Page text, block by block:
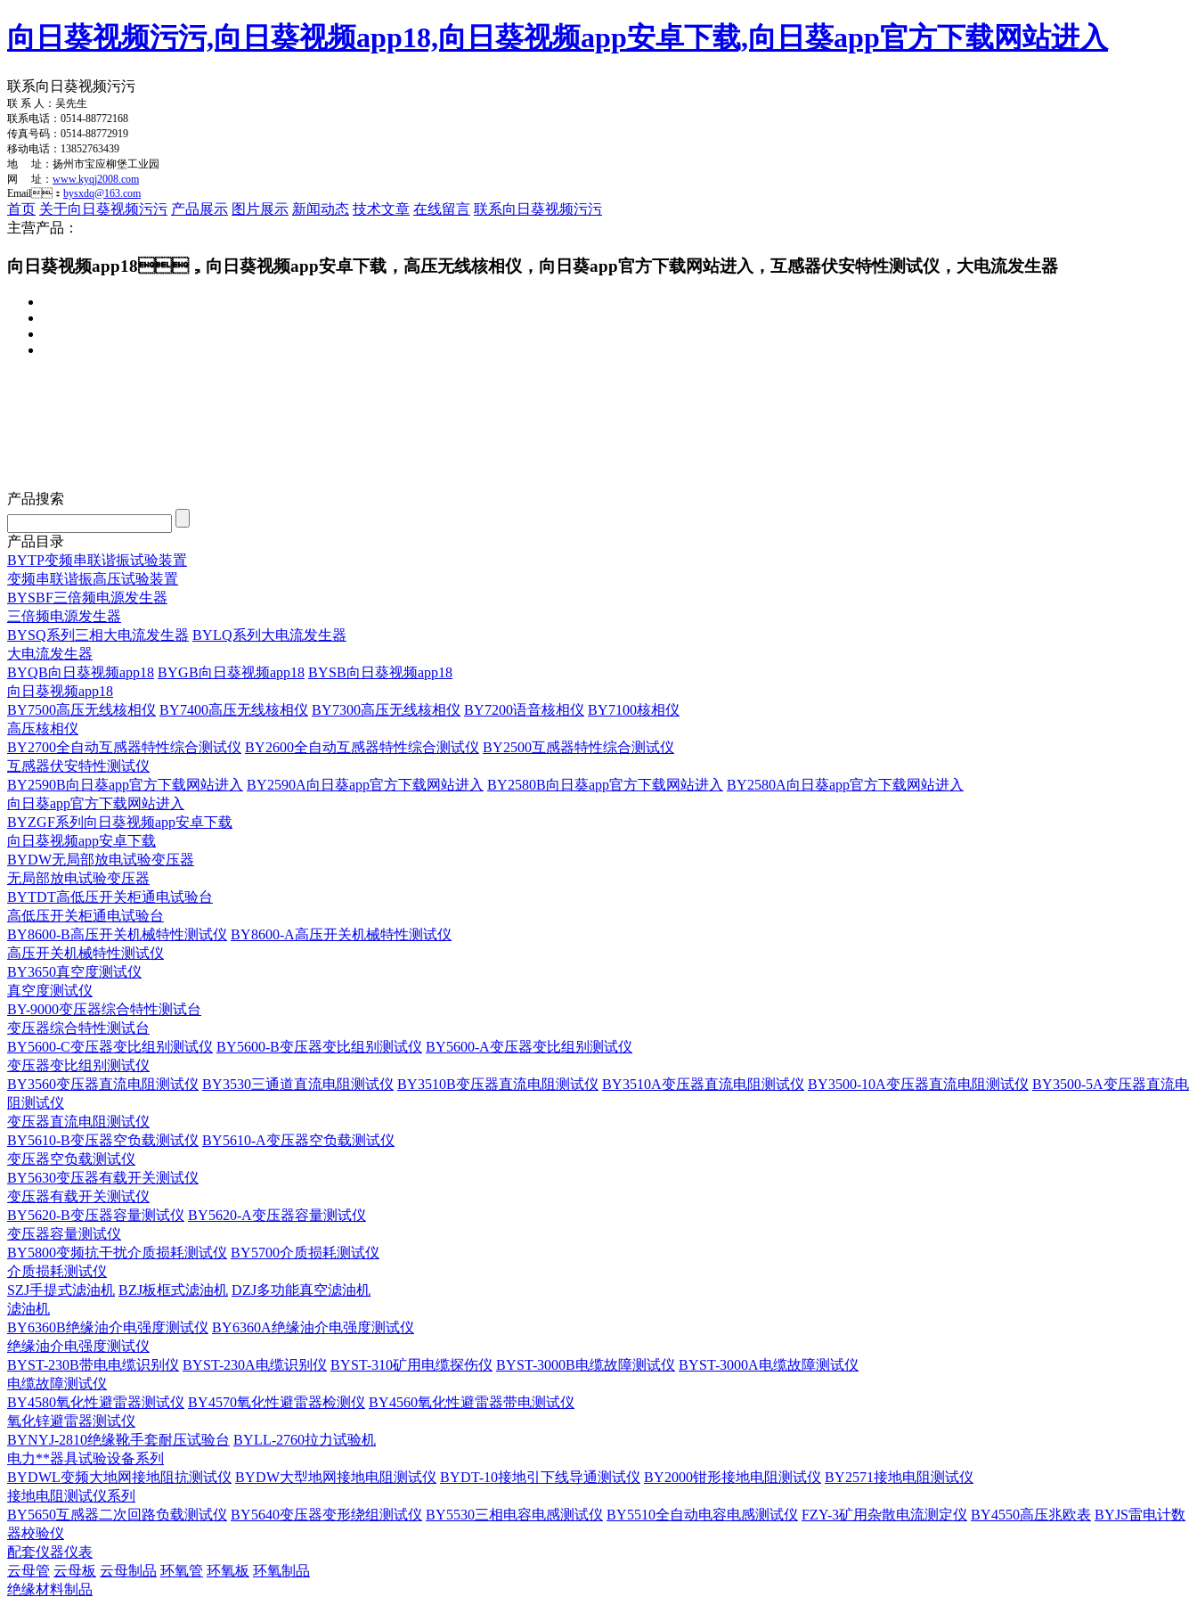
向日葵视频污污,向日葵视频app18,向日葵视频app安卓下载,向日葵app官方下载网站进入
联系向日葵视频污污
联 系 人：吴先生
联系电话：0514-88772168
传真号码：0514-88772919
移动电话：13852763439
地 址：扬州市宝应柳堡工业园
网 址： www.kyqj2008.com
Email： bysxdq@163.com
首页 关于向日葵视频污污 产品展示 图片展示 新闻动态 技术文章 在线留言 联系向日葵视频污污
主营产品：
向日葵视频app18，向日葵视频app安卓下载，高压无线核相仪，向日葵app官方下载网站进入，互感器伏安特性测试仪，大电流发生器
产品搜索
产品目录
BYTP变频串联谐振试验装置
变频串联谐振高压试验装置
BYSBF三倍频电源发生器
三倍频电源发生器
BYSQ系列三相大电流发生器 BYLQ系列大电流发生器
大电流发生器
BYQB向日葵视频app18 BYGB向日葵视频app18 BYSB向日葵视频app18
向日葵视频app18
BY7500高压无线核相仪 BY7400高压无线核相仪 BY7300高压无线核相仪 BY7200语音核相仪 BY7100核相仪
高压核相仪
BY2700全自动互感器特性综合测试仪 BY2600全自动互感器特性综合测试仪 BY2500互感器特性综合测试仪
互感器伏安特性测试仪
BY2590B向日葵app官方下载网站进入 BY2590A向日葵app官方下载网站进入 BY2580B向日葵app官方下载网站进入 BY2580A向日葵app官方下载网站进入
向日葵app官方下载网站进入
BYZGF系列向日葵视频app安卓下载
向日葵视频app安卓下载
BYDW无局部放电试验变压器
无局部放电试验变压器
BYTDT高低压开关柜通电试验台
高低压开关柜通电试验台
BY8600-B高压开关机械特性测试仪 BY8600-A高压开关机械特性测试仪
高压开关机械特性测试仪
BY3650真空度测试仪
真空度测试仪
BY-9000变压器综合特性测试台
变压器综合特性测试台
BY5600-C变压器变比组别测试仪 BY5600-B变压器变比组别测试仪 BY5600-A变压器变比组别测试仪
变压器变比组别测试仪
BY3560变压器直流电阻测试仪 BY3530三通道直流电阻测试仪 BY3510B变压器直流电阻测试仪 BY3510A变压器直流电阻测试仪 BY3500-10A变压器直流电阻测试仪 BY3500-5A变压器直流电
阻测试仪
变压器直流电阻测试仪
BY5610-B变压器空负载测试仪 BY5610-A变压器空负载测试仪
变压器空负载测试仪
BY5630变压器有载开关测试仪
变压器有载开关测试仪
BY5620-B变压器容量测试仪 BY5620-A变压器容量测试仪
变压器容量测试仪
BY5800变频抗干扰介质损耗测试仪 BY5700介质损耗测试仪
介质损耗测试仪
SZJ手提式滤油机 BZJ板框式滤油机 DZJ多功能真空滤油机
滤油机
BY6360B绝缘油介电强度测试仪 BY6360A绝缘油介电强度测试仪
绝缘油介电强度测试仪
BYST-230B带电电缆识别仪 BYST-230A电缆识别仪 BYST-310矿用电缆探伤仪 BYST-3000B电缆故障测试仪 BYST-3000A电缆故障测试仪
电缆故障测试仪
BY4580氧化性避雷器测试仪 BY4570氧化性避雷器检测仪 BY4560氧化性避雷器带电测试仪
氧化锌避雷器测试仪
BYNYJ-2810绝缘靴手套耐压试验台 BYLL-2760拉力试验机
电力**器具试验设备系列
BYDWL变频大地网接地阻抗测试仪 BYDW大型地网接地电阻测试仪 BYDT-10接地引下线导通测试仪 BY2000钳形接地电阻测试仪 BY2571接地电阻测试仪
接地电阻测试仪系列
BY5650互感器二次回路负载测试仪 BY5640变压器变形绕组测试仪 BY5530三相电容电感测试仪 BY5510全自动电容电感测试仪 FZY-3矿用杂散电流测定仪 BY4550高压兆欧表 BYJS雷电计数
器校验仪
配套仪器仪表
云母管 云母板 云母制品 环氧管 环氧板 环氧制品
绝缘材料制品